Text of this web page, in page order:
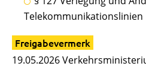
Telekommunikationslinien
Freigabevermerk
19.05.2026